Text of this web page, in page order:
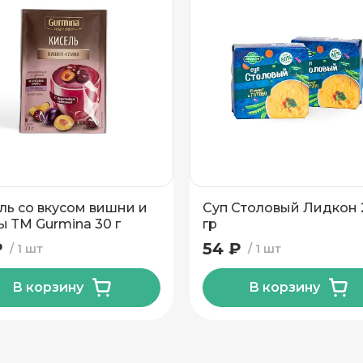
со вкусом вишни и
ТМ Gurmina 30 г
1 шт
В корзину
Суп Столовый Лидкон
гр
1 шт
54 ₽
В корзину